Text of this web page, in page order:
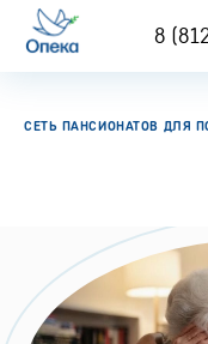
8
СЕТЬ ПАНСИОНАТОВ ДЛЯ